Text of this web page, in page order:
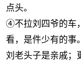
点头。
④不拉刘四爷的车
看，是件少有的事
刘老头子是亲戚；